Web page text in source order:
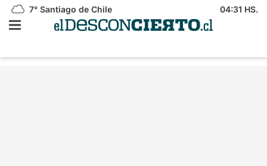
7° Santiago de Chile 04:31 HS.